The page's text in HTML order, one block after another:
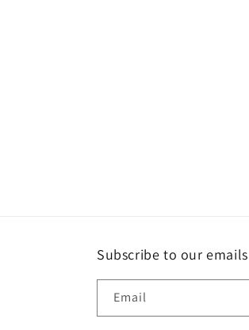
Subscribe to our emails
Email